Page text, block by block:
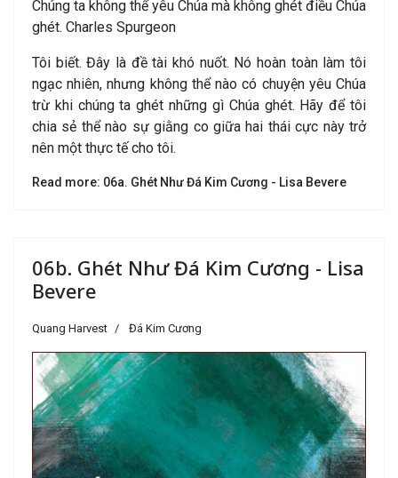
Chúng ta không thể yêu Chúa mà không ghét điều Chúa
ghét. Charles Spurgeon
Tôi biết. Đây là đề tài khó nuốt. Nó hoàn toàn làm tôi
ngạc nhiên, nhưng không thể nào có chuyện yêu Chúa
trừ khi chúng ta ghét những gì Chúa ghét. Hãy để tôi
chia sẻ thể nào sự giằng co giữa hai thái cực này trở
nên một thực tế cho tôi.
Read more: 06a. Ghét Như Đá Kim Cương - Lisa Bevere
06b. Ghét Như Đá Kim Cương - Lisa
Bevere
Quang Harvest Đá Kim Cương